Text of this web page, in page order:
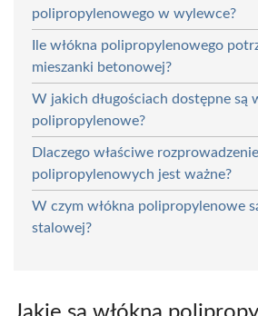
polipropylenowego w wylewce?
Ile włókna polipropylenowego
mieszanki betonowej?
W jakich długościach dostępne są
polipropylenowe?
Dlaczego właściwe
polipropylenowych jest ważne?
W czym włókna polipropylenowe
stalowej?